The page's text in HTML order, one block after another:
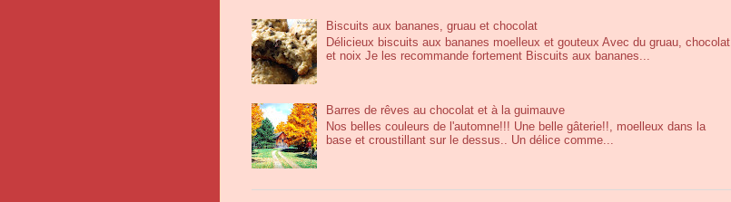
Biscuits aux bananes, gruau et chocolat
Délicieux biscuits aux bananes moelleux et gouteux Avec du gruau, chocolat
et noix Je les recommande fortement Biscuits aux bananes...
Barres de rêves au chocolat et à la guimauve
Nos belles couleurs de l'automne!!! Une belle gâterie!!, moelleux dans la
base et croustillant sur le dessus.. Un délice comme...